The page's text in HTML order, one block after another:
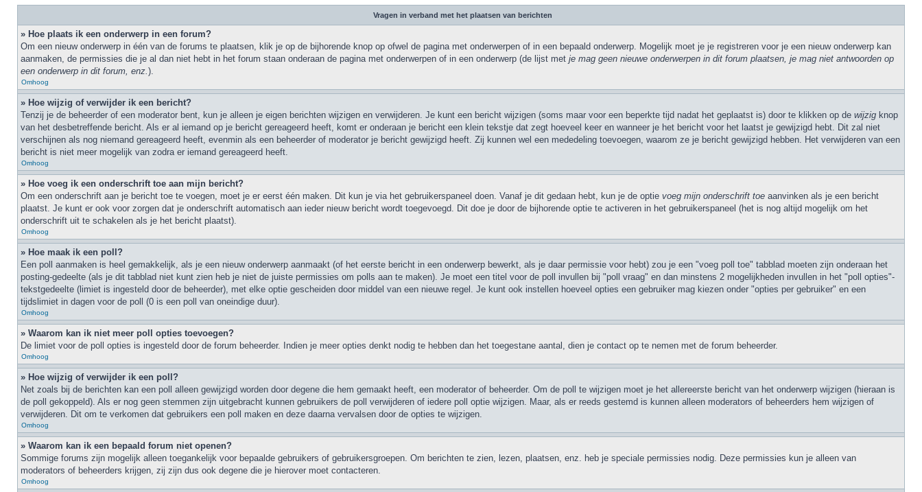
Vragen in verband met het plaatsen van berichten
» Hoe plaats ik een onderwerp in een forum?
Om een nieuw onderwerp in één van de forums te plaatsen, klik je op de bijhorende knop op ofwel de pagina met onderwerpen of in een bepaald onderwerp. Mogelijk moet je je registreren voor je een nieuw onderwerp kan
aanmaken, de permissies die je al dan niet hebt in het forum staan onderaan de pagina met onderwerpen of in een onderwerp (de lijst met je mag geen nieuwe onderwerpen in dit forum plaatsen, je mag niet antwoorden op
een onderwerp in dit forum, enz.).
Omhoog
» Hoe wijzig of verwijder ik een bericht?
Tenzij je de beheerder of een moderator bent, kun je alleen je eigen berichten wijzigen en verwijderen. Je kunt een bericht wijzigen (soms maar voor een beperkte tijd nadat het geplaatst is) door te klikken op de wijzig knop
van het desbetreffende bericht. Als er al iemand op je bericht gereageerd heeft, komt er onderaan je bericht een klein tekstje dat zegt hoeveel keer en wanneer je het bericht voor het laatst je gewijzigd hebt. Dit zal niet
verschijnen als nog niemand gereageerd heeft, evenmin als een beheerder of moderator je bericht gewijzigd heeft. Zij kunnen wel een mededeling toevoegen, waarom ze je bericht gewijzigd hebben. Het verwijderen van een
bericht is niet meer mogelijk van zodra er iemand gereageerd heeft.
Omhoog
» Hoe voeg ik een onderschrift toe aan mijn bericht?
Om een onderschrift aan je bericht toe te voegen, moet je er eerst één maken. Dit kun je via het gebruikerspaneel doen. Vanaf je dit gedaan hebt, kun je de optie voeg mijn onderschrift toe aanvinken als je een bericht
plaatst. Je kunt er ook voor zorgen dat je onderschrift automatisch aan ieder nieuw bericht wordt toegevoegd. Dit doe je door de bijhorende optie te activeren in het gebruikerspaneel (het is nog altijd mogelijk om het
onderschrift uit te schakelen als je het bericht plaatst).
Omhoog
» Hoe maak ik een poll?
Een poll aanmaken is heel gemakkelijk, als je een nieuw onderwerp aanmaakt (of het eerste bericht in een onderwerp bewerkt, als je daar permissie voor hebt) zou je een "voeg poll toe" tabblad moeten zijn onderaan het
posting-gedeelte (als je dit tabblad niet kunt zien heb je niet de juiste permissies om polls aan te maken). Je moet een titel voor de poll invullen bij "poll vraag" en dan minstens 2 mogelijkheden invullen in het "poll opties"-
tekstgedeelte (limiet is ingesteld door de beheerder), met elke optie gescheiden door middel van een nieuwe regel. Je kunt ook instellen hoeveel opties een gebruiker mag kiezen onder "opties per gebruiker" en een
tijdslimiet in dagen voor de poll (0 is een poll van oneindige duur).
Omhoog
» Waarom kan ik niet meer poll opties toevoegen?
De limiet voor de poll opties is ingesteld door de forum beheerder. Indien je meer opties denkt nodig te hebben dan het toegestane aantal, dien je contact op te nemen met de forum beheerder.
Omhoog
» Hoe wijzig of verwijder ik een poll?
Net zoals bij de berichten kan een poll alleen gewijzigd worden door degene die hem gemaakt heeft, een moderator of beheerder. Om de poll te wijzigen moet je het allereerste bericht van het onderwerp wijzigen (hieraan is
de poll gekoppeld). Als er nog geen stemmen zijn uitgebracht kunnen gebruikers de poll verwijderen of iedere poll optie wijzigen. Maar, als er reeds gestemd is kunnen alleen moderators of beheerders hem wijzigen of
verwijderen. Dit om te verkomen dat gebruikers een poll maken en deze daarna vervalsen door de opties te wijzigen.
Omhoog
» Waarom kan ik een bepaald forum niet openen?
Sommige forums zijn mogelijk alleen toegankelijk voor bepaalde gebruikers of gebruikersgroepen. Om berichten te zien, lezen, plaatsen, enz. heb je speciale permissies nodig. Deze permissies kun je alleen van
moderators of beheerders krijgen, zij zijn dus ook degene die je hierover moet contacteren.
Omhoog